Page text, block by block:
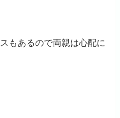
もあるので両親は心配に